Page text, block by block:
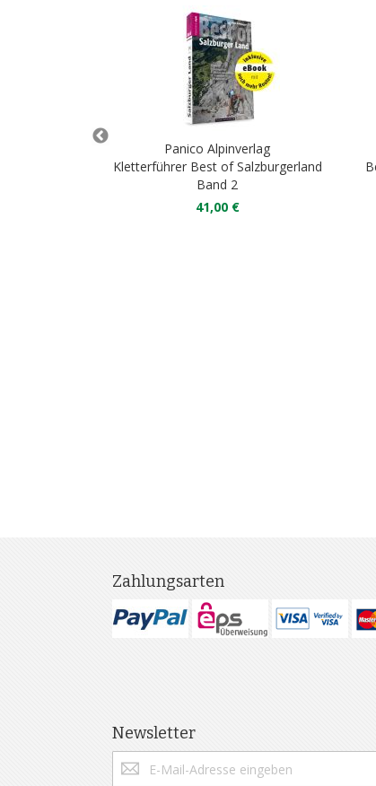
Panico Alpinverlag
Kletterführer Best of Salzburgerland
Band 2
41,00 €
Zahlungsarten
Newsletter